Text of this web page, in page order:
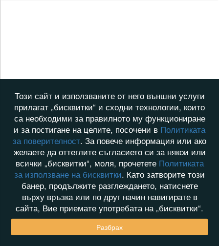
Този сайт и използваните от него външни услуги
прилагат „бисквитки“ и сходни технологии, които
са необходими за правилното му функциониране
и за постигане на целите, посочени в Политиката
за поверителност. За повече информация или ако
желаете да оттеглите съгласието си за някои или
всички „бисквитки“, моля, прочетете Политиката
за използване на бисквитки. Като затворите този
банер, продължите разглеждането, натиснете
върху връзка или по друг начин навигирате в
сайта, Вие приемате употребата на „бисквитки“.
Разбрах